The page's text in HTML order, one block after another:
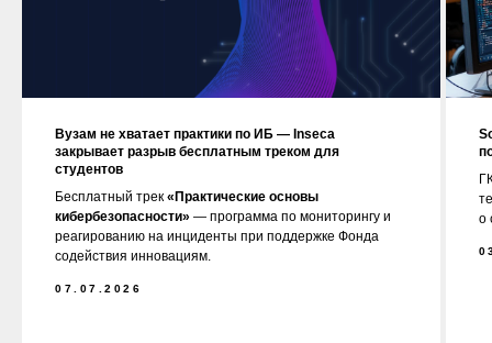
Вузам не хватает практики по ИБ — Inseca
закрывает разрыв бесплатным треком для
студентов
Бесплатный трек «Практические основы
кибербезопасности» — программа по мониторингу и
реагированию на инциденты при поддержке Фонда
содействия инновациям.
07.07.2026
о